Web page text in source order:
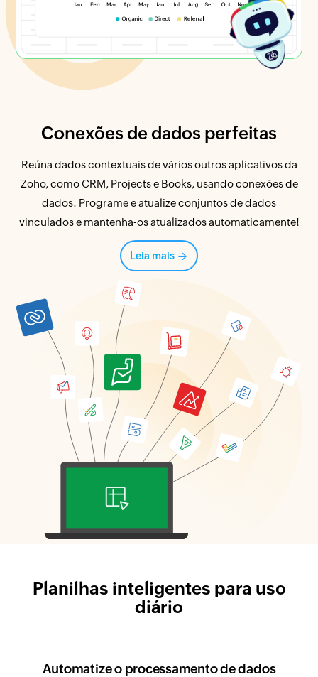
Conexões de dados perfeitas
Reúna dados contextuais de vários outros aplicativos da
Zoho, como CRM, Projects e Books, usando conexões de
dados. Programe e atualize conjuntos de dados
vinculados e mantenha-os atualizados automaticamente!
Leia mais
Planilhas inteligentes para uso
diário
Automatize o processamento de dados